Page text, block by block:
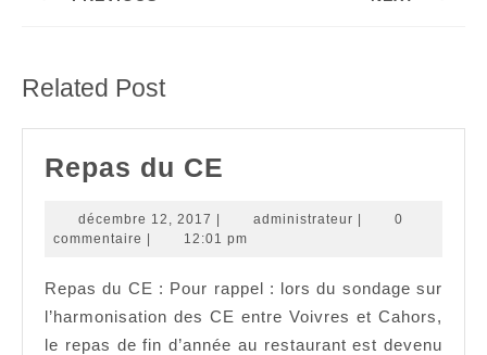
l’article
Related Post
Repas du CE
CE
décembre 12, 2017 décembre
12,
administrateur administrateur
0
commentaire
12:01 pm
Repas du CE : Pour rappel : lors du sondage sur
l’harmonisation des CE entre Voivres et Cahors,
le repas de fin d’année au restaurant est devenu